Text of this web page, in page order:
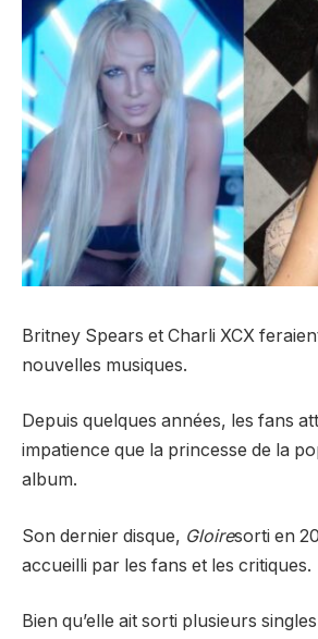
Britney Spears et Charli XCX
nouvelles musiques.
Depuis quelques années, les fans
impatience que la princesse de la
album.
Son dernier disque, Gloiresorti en
accueilli par les fans et les critiques.
Bien qu’elle ait sorti plusieurs